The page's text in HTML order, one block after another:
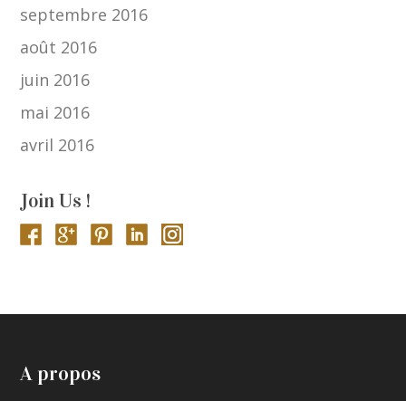
septembre 2016
août 2016
juin 2016
mai 2016
avril 2016
Join Us !
A propos